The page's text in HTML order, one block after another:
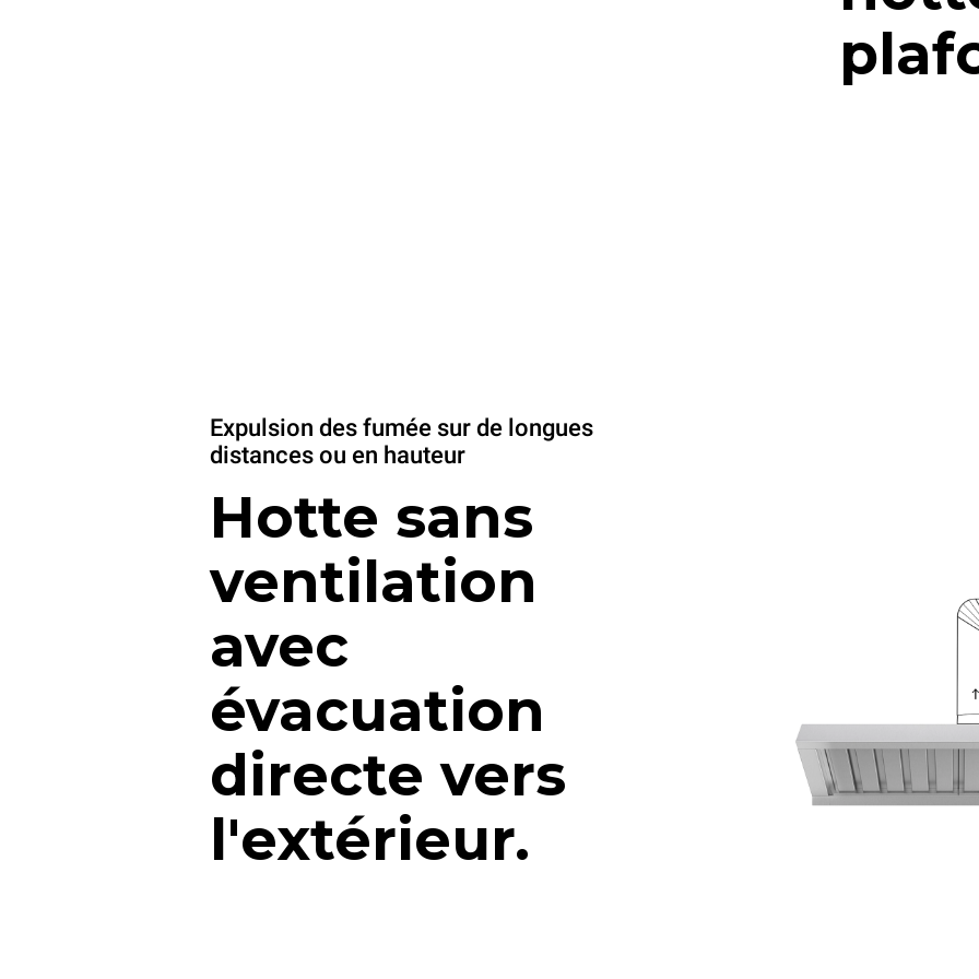
Expulsion des fumée sur de longues
distances ou en hauteur
Hotte sans
ventilation
avec
évacuation
directe vers
l'extérieur.